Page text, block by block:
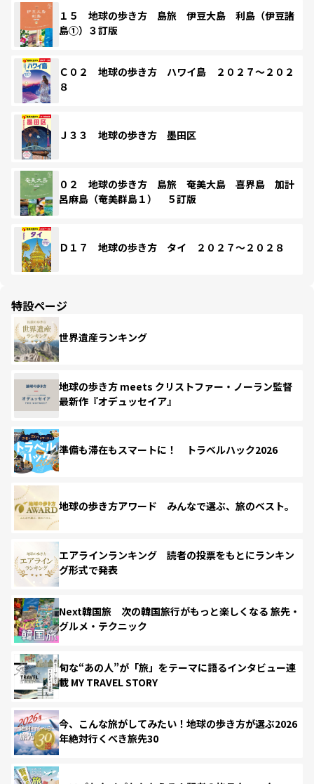
１５ 地球の歩き方 島旅 伊豆大島 利島（伊豆諸
島①）３訂版
Ｃ０２ 地球の歩き方 ハワイ島 ２０２７～２０２
８
Ｊ３３ 地球の歩き方 墨田区
０２ 地球の歩き方 島旅 奄美大島 喜界島 加計
呂麻島（奄美群島１） ５訂版
Ｄ１７ 地球の歩き方 タイ ２０２７～２０２８
特設ページ
世界遺産ランキング
地球の歩き方 meets クリストファー・ノーラン監督
最新作『オデュッセイア』
準備も滞在もスマートに！ トラベルハック2026
地球の歩き方アワード みんなで選ぶ、旅のベスト。
エアラインランキング 読者の投票をもとにランキン
グ形式で発表
Next韓国旅 次の韓国旅行がもっと楽しくなる 旅先・
グルメ・テクニック
旬な“あの人”が「旅」をテーマに語るインタビュー連
載 MY TRAVEL STORY
今、こんな旅がしてみたい！地球の歩き方が選ぶ2026
年絶対行くべき旅先30